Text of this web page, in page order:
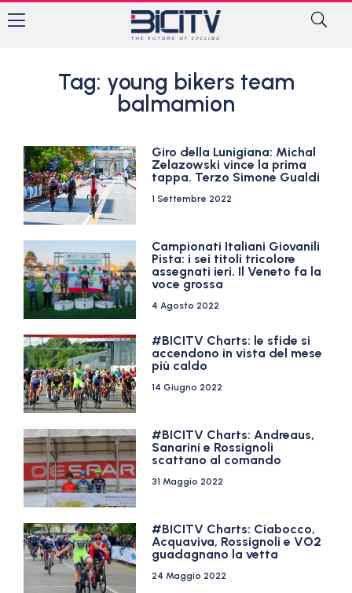
Tag: young bikers team
balmamion
Giro della Lunigiana: Michal
Zelazowski vince la prima
tappa. Terzo Simone Gualdi
1 Settembre 2022
Campionati Italiani Giovanili
Pista: i sei titoli tricolore
assegnati ieri. Il Veneto fa la
voce grossa
4 Agosto 2022
#BICITV Charts: le sfide si
accendono in vista del mese
più caldo
14 Giugno 2022
#BICITV Charts: Andreaus,
Sanarini e Rossignoli
scattano al comando
31 Maggio 2022
#BICITV Charts: Ciabocco,
Acquaviva, Rossignoli e VO2
guadagnano la vetta
24 Maggio 2022